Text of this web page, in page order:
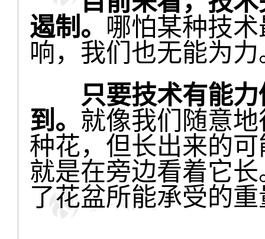
遏制。 哪怕某种技
响，我们也无能为力
只要技术有能力
到。 就像我们随意
种花，但长出来的
就是在旁边看着它
了花盆所能承受的